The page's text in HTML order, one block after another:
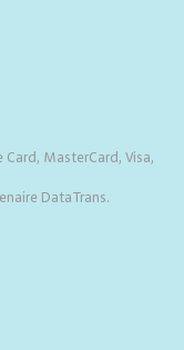
MasterCard, Visa,
DataTrans.